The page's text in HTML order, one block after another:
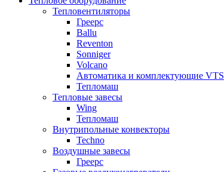
Тепловентиляторы
Греерс
Ballu
Reventon
Sonniger
Volcano
Автоматика и комплектующие VTS
Тепломаш
Тепловые завесы
Wing
Тепломаш
Внутрипольные конвекторы
Techno
Воздушные завесы
Греерс